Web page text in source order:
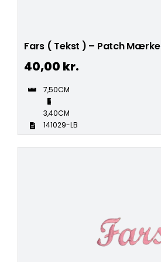
Fars ( Tekst ) – Patch Mærke
40,00 kr.
7,50CM
3,40CM
141029-LB